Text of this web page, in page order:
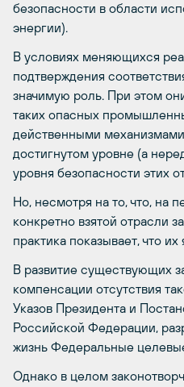
безопасности в области
энергии).
В условиях меняющихся
подтверждения
значимую роль. При этом
таких опасных
действенными
достигнутом уровне (а
уровня безопасности этих
Но, несмотря на то, что, на
конкретно взятой отрасли
практика показывает, что
В развитие существующих
компенсации отсутствия
Указов Президента и
Российской Федерации,
жизнь Федеральные
Однако в целом